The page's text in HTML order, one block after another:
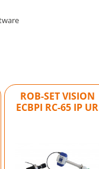
ROB-SET VISION
ECBPI RC-65 IP UR